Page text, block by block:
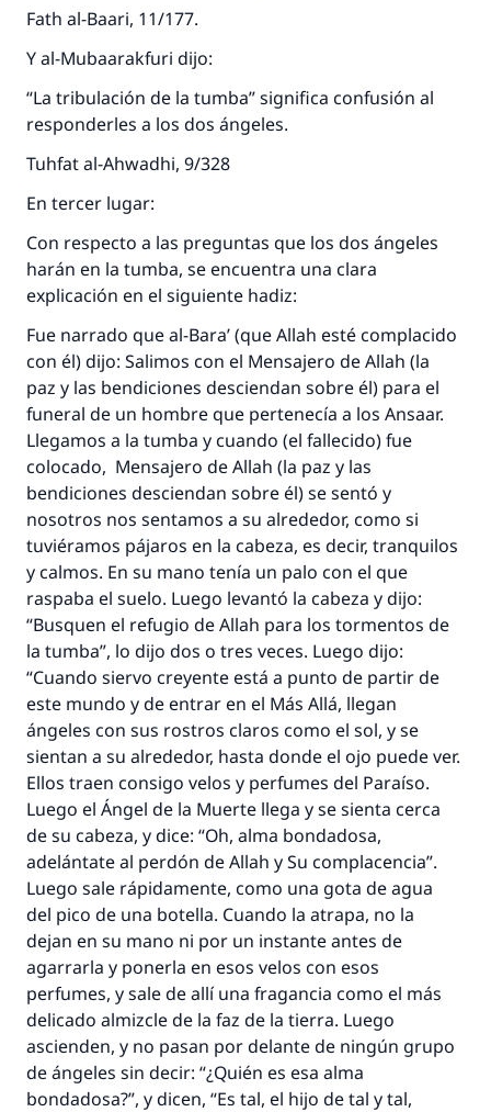
Fath al-Baari, 11/177.
Y al-Mubaarakfuri dijo:
“La tribulación de la tumba” significa confusión al
responderles a los dos ángeles.
Tuhfat al-Ahwadhi, 9/328
En tercer lugar:
Con respecto a las preguntas que los dos ángeles
harán en la tumba, se encuentra una clara
explicación en el siguiente hadiz:
Fue narrado que al-Bara’ (que Allah esté complacido
con él) dijo: Salimos con el Mensajero de Allah (la
paz y las bendiciones desciendan sobre él) para el
funeral de un hombre que pertenecía a los Ansaar.
Llegamos a la tumba y cuando (el fallecido) fue
colocado, Mensajero de Allah (la paz y las
bendiciones desciendan sobre él) se sentó y
nosotros nos sentamos a su alrededor, como si
tuviéramos pájaros en la cabeza, es decir, tranquilos
y calmos. En su mano tenía un palo con el que
raspaba el suelo. Luego levantó la cabeza y dijo:
“Busquen el refugio de Allah para los tormentos de
la tumba”, lo dijo dos o tres veces. Luego dijo:
“Cuando siervo creyente está a punto de partir de
este mundo y de entrar en el Más Allá, llegan
ángeles con sus rostros claros como el sol, y se
sientan a su alrededor, hasta donde el ojo puede ver.
Ellos traen consigo velos y perfumes del Paraíso.
Luego el Ángel de la Muerte llega y se sienta cerca
de su cabeza, y dice: “Oh, alma bondadosa,
adelántate al perdón de Allah y Su complacencia”.
Luego sale rápidamente, como una gota de agua
del pico de una botella. Cuando la atrapa, no la
dejan en su mano ni por un instante antes de
agarrarla y ponerla en esos velos con esos
perfumes, y sale de allí una fragancia como el más
delicado almizcle de la faz de la tierra. Luego
ascienden, y no pasan por delante de ningún grupo
de ángeles sin decir: “¿Quién es esa alma
bondadosa?”, y dicen, “Es tal, el hijo de tal y tal,
La respuesta no. 110845 salvó un
matrimonio.
Desde la Q hasta la A, su contribución ayuda a
IslamQA.
Profeta ﷺ dijo: